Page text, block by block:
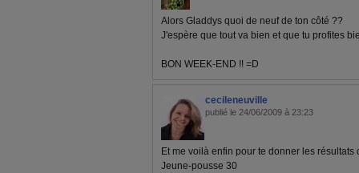
Alors Gladdys quoi de neuf de ton côté ??
J'espère que tout va bien et que tu profites
BON WEEK-END !! =D
cecileneuville
publié le 24/06/2009 à 23:23
Et me voilà enfin pour te donner les résultats
Jeune-pousse 30